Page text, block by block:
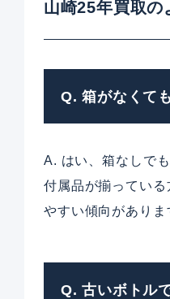
山崎25年買取の
Q. 箱がなくて
A. はい、箱なしで
付属品が揃っている
やすい傾向がありま
Q. 古いボトル